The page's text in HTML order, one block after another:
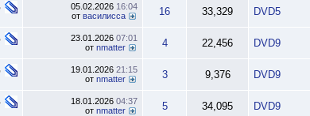
05.02.2026 16:04
от василисса 16 33,329 DVD5
23.01.2026 07:01
от nmatter 4 22,456 DVD9
19.01.2026 21:15
от nmatter 3 9,376 DVD9
18.01.2026 04:37
от nmatter 5 34,095 DVD9